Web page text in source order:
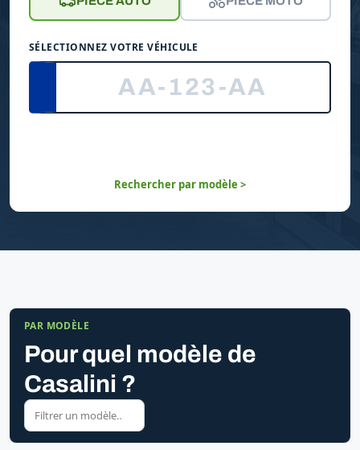
SÉLECTIONNEZ VOTRE VÉHICULE
Rechercher par modèle >
PAR MODÈLE
Pour quel modèle de
Casalini ?